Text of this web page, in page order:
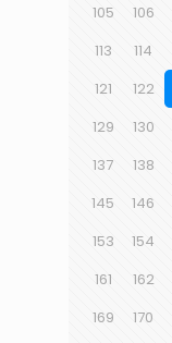
105
106
113
114
121
122
129
130
137
138
145
146
153
154
161
162
169
170